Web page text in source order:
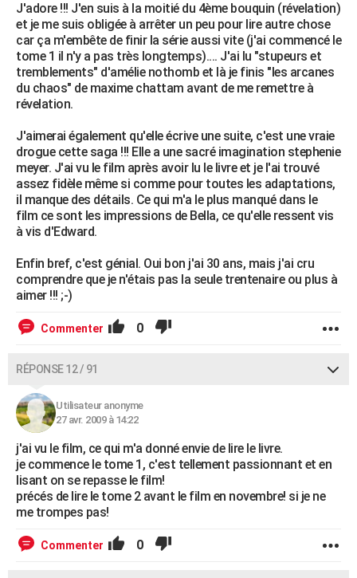
J'adore !!! J'en suis à la moitié du 4ème bouquin (révelation)
et je me suis obligée à arrêter un peu pour lire autre chose
car ça m'embête de finir la série aussi vite (j'ai commencé le
tome 1 il n'y a pas très longtemps).... J'ai lu "stupeurs et
tremblements" d'amélie nothomb et là je finis "les arcanes
du chaos" de maxime chattam avant de me remettre à
révelation.
J'aimerai également qu'elle écrive une suite, c'est une vraie
drogue cette saga !!! Elle a une sacré imagination stephenie
meyer. J'ai vu le film après avoir lu le livre et je l'ai trouvé
assez fidèle même si comme pour toutes les adaptations,
il manque des détails. Ce qui m'a le plus manqué dans le
film ce sont les impressions de Bella, ce qu'elle ressent vis
à vis d'Edward.
Enfin bref, c'est génial. Oui bon j'ai 30 ans, mais j'ai cru
comprendre que je n'étais pas la seule trentenaire ou plus à
aimer !!! ;-)
Commenter 0
RÉPONSE 12 / 91
Utilisateur anonyme
27 avr. 2009 à 14:22
j'ai vu le film, ce qui m'a donné envie de lire le livre.
je commence le tome 1, c'est tellement passionnant et en
lisant on se repasse le film!
précés de lire le tome 2 avant le film en novembre! si je ne
me trompes pas!
Commenter 0